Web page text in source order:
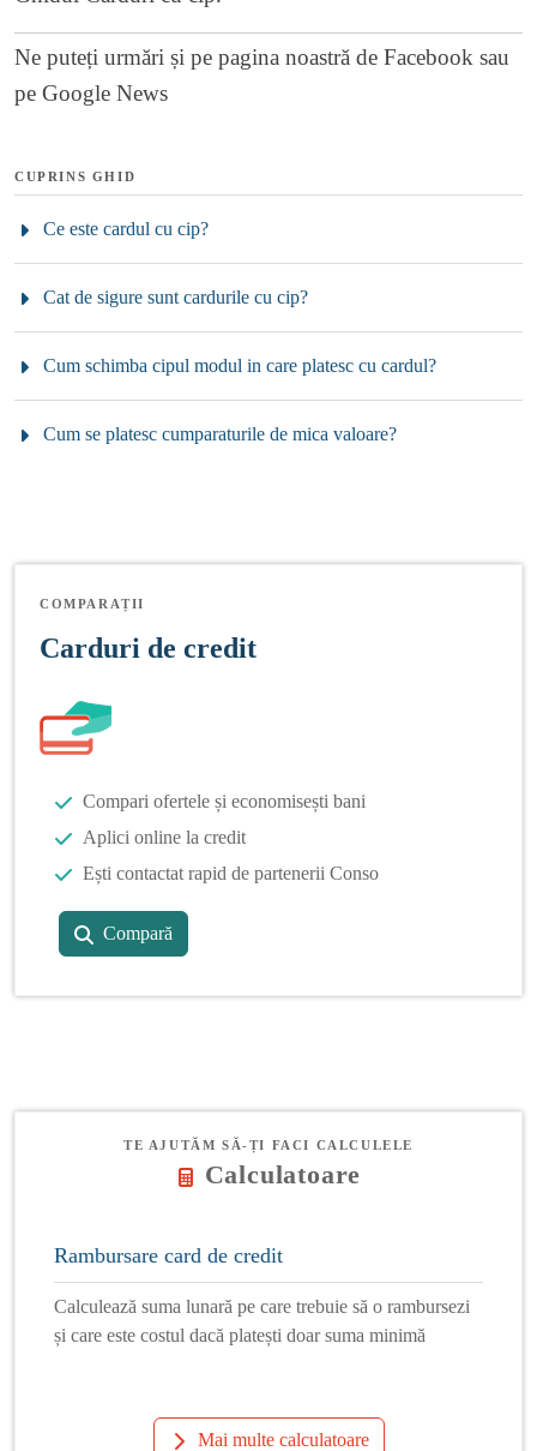
Ne puteți urmări și pe pagina noastră de Facebook sau
pe Google News
CUPRINS GHID
Ce este cardul cu cip?
Cat de sigure sunt cardurile cu cip?
Cum schimba cipul modul in care platesc cu cardul?
Cum se platesc cumparaturile de mica valoare?
COMPARAȚII
Carduri de credit
Compari ofertele și economisești bani
Aplici online la credit
Ești contactat rapid de partenerii Conso
Compară
TE AJUTĂM SĂ-ȚI FACI CALCULELE
Calculatoare
Rambursare card de credit
Calculează suma lunară pe care trebuie să o rambursezi
și care este costul dacă platești doar suma minimă
Mai multe calculatoare